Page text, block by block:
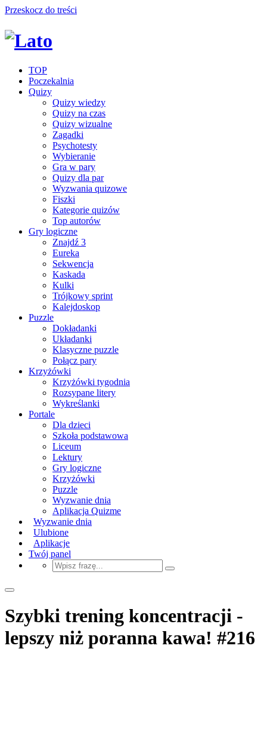
Przeskocz do treści
TOP
Poczekalnia
Quizy
Quizy wiedzy
Quizy na czas
Quizy wizualne
Zagadki
Psychotesty
Wybieranie
Gra w pary
Quizy dla par
Wyzwania quizowe
Fiszki
Kategorie quizów
Top autorów
Gry logiczne
Znajdź 3
Eureka
Sekwencja
Kaskada
Kulki
Trójkowy sprint
Kalejdoskop
Puzzle
Dokładanki
Układanki
Klasyczne puzzle
Połącz pary
Krzyżówki
Krzyżówki tygodnia
Rozsypane litery
Wykreślanki
Portale
Dla dzieci
Szkoła podstawowa
Liceum
Lektury
Gry logiczne
Krzyżówki
Puzzle
Wyzwanie dnia
Aplikacja Quizme
Wyzwanie dnia
Ulubione
Aplikacje
Twój panel
Szybki trening koncentracji -
lepszy niż poranna kawa! #216